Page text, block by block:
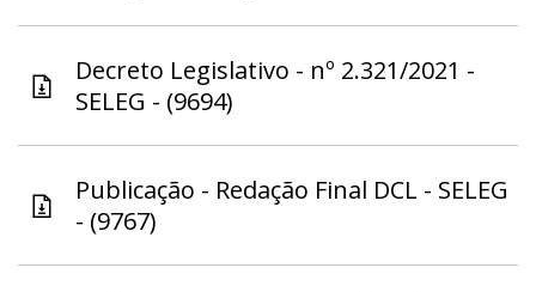
Decreto Legislativo - nº 2.321/2021 -
SELEG - (9694)
Publicação - Redação Final DCL - SELEG
- (9767)